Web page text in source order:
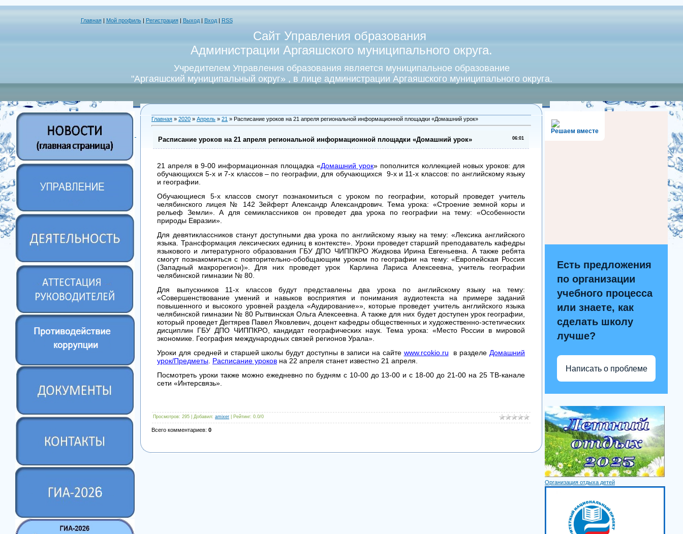
Главная| Мой профиль| Регистрация Выход| Вход RSS
Сайт Управления образования
Администрации Аргаяшского муниципального округа.
Учредителем Управления образования является муниципальное образование
"Аргаяшский муниципальный округ» , в лице администрации Аргаяшского муниципального округа.
Главная » 2020 » Апрель » 21 » Расписание уроков на 21 апреля региональной информационной площадки «Домашний урок»
06:01
Расписание уроков на 21 апреля региональной информационной площадки «Домашний урок»
21 апреля в 9-00 информационная площадка «Домашний урок» пополнится коллекцией новых уроков: для
обучающихся 5-х и 7-х классов – по географии, для обучающихся 9-х и 11-х классов: по английскому языку
и географии.
Обучающиеся 5-х классов смогут познакомиться с уроком по географии, который проведет учитель
челябинского лицея № 142 Зейферт Александр Александрович. Тема урока: «Строение земной коры и
рельеф Земли». А для семиклассников он проведет два урока по географии на тему: «Особенности
природы Евразии».
Для девятиклассников станут доступными два урока по английскому языку на тему: «Лексика английского
языка. Трансформация лексических единиц в контексте». Уроки проведет старший преподаватель кафедры
языкового и литературного образования ГБУ ДПО ЧИППКРО Жидкова Ирина Евгеньевна. А также ребята
смогут познакомиться с повторительно-обобщающим уроком по географии на тему: «Европейская Россия
(Западный макрорегион)». Для них проведет урок Карлина Лариса Алексеевна, учитель географии
челябинской гимназии № 80.
Для выпускников 11-х классов будут представлены два урока по английскому языку на тему:
«Совершенствование умений и навыков восприятия и понимания аудиотекста на примере заданий
повышенного и высокого уровней раздела «Аудирование»», которые проведет учитель английского языка
челябинской гимназии № 80 Рытвинская Ольга Алексеевна. А также для них будет доступен урок географии,
который проведет Дегтярев Павел Яковлевич, доцент кафедры общественных и художественно-эстетических
дисциплин ГБУ ДПО ЧИППКРО, кандидат географических наук. Тема урока: «Место России в мировой
экономике. География международных связей регионов Урала».
Уроки для средней и старшей школы будут доступны в записи на сайте www.rcokio.ru в разделе Домашний
урок/Предметы Расписание уроков на 22 апреля станет известно 21 апреля.
Посмотреть уроки также можно ежедневно по будням с 10-00 до 13-00 и с 18-00 до 21-00 на 25 ТВ-канале
сети «Интерсвязь».
Просмотров: 295 | Добавил: amixer Рейтинг: 0.0/0
Всего комментариев: 0
Решаем вместе
Есть предложения
по организации
учебного процесса
или знаете, как
сделать школу
лучше?
Написать о проблеме
Организация отдыха детей